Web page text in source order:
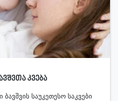
კვება
საუკეთესო საკვები